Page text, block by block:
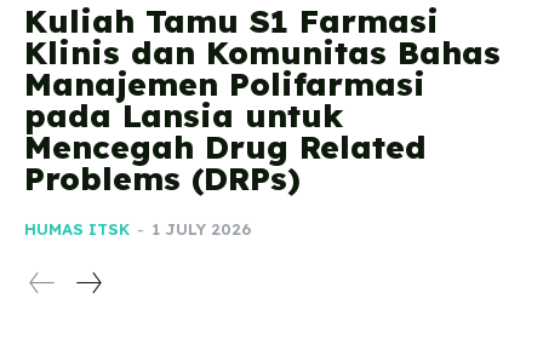
Kuliah Tamu S1 Farmasi
Klinis dan Komunitas Bahas
Manajemen Polifarmasi
pada Lansia untuk
Mencegah Drug Related
Problems (DRPs)
HUMAS ITSK - 1 JULY 2026